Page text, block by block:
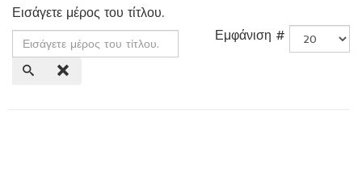
Εισάγετε μέρος του τίτλου.
Εμφάνιση #